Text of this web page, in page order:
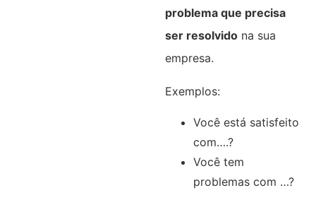
problema que precisa
ser resolvidona sua
empresa.
Exemplos:
Você está satisfeito
com….?
Você tem
problemas com …?